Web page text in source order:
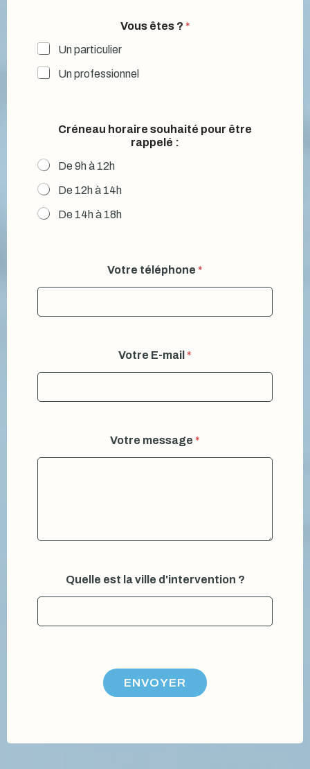
Vous êtes ? *
Un particulier
Un professionnel
Créneau horaire souhaité pour être
rappelé :
De 9h à 12h
De 12h à 14h
De 14h à 18h
Votre téléphone *
Votre E-mail *
o
u
Votre message *
Quelle est la ville d'intervention ?
ENVOYER